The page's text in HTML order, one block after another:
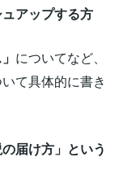
アップする方
についてなど、
て具体的に書き
の届け方」という